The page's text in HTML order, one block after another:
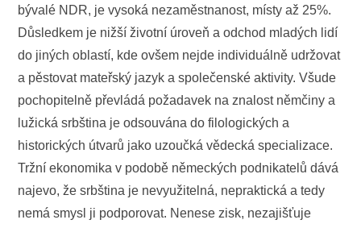
bývalé NDR, je vysoká nezaměstnanost, místy až 25%.
Důsledkem je nižší životní úroveň a odchod mladých lidí
do jiných oblastí, kde ovšem nejde individuálně udržovat
a pěstovat mateřský jazyk a společenské aktivity. Všude
pochopitelně převládá požadavek na znalost němčiny a
lužická srbština je odsouvána do filologických a
historických útvarů jako uzoučká vědecká specializace.
Tržní ekonomika v podobě německých podnikatelů dává
najevo, že srbština je nevyužitelná, nepraktická a tedy
nemá smysl ji podporovat. Nenese zisk, nezajišťuje